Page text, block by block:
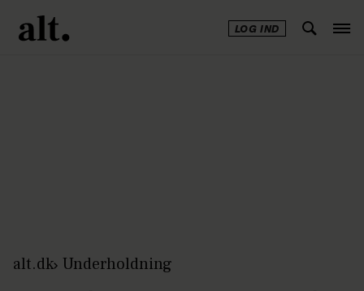
LOG IND
alt.dk Underholdning